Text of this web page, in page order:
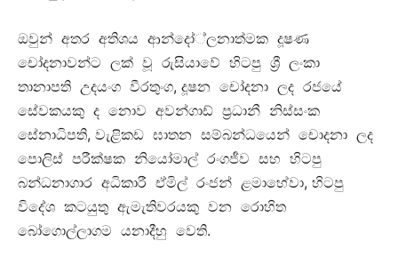
ඔවුන් අතර අතිශය ආන්දෝ්ලනාත්මක දූෂණ
චෝදනාවන්ට ලක් වූ රුසියාවේ හිටපු ශ්‍රී ලංකා
තානාපති උදයංග වීරතුංග, දූෂන චෝදනා ලද රජයේ
සේවකයකු ද නොව අවන්ගාඩ් ප්‍රධානී නිස්සංක
සේනාධිපති, වැළිකඩ ඝාතන සම්බන්ධයෙන් චොදනා ලද
පොලිස් පරීක්ෂක නියෝමාල් රංගජීව සහ හිටපු
බන්ධනාගාර අධිකාරී ඒමිල් රංජන් ළමාහේවා, හිටපු
විදේශ කටයුතු ඇමැතිවරයකු වන රොහිත
බෝගොල්ලාගම යනාදීහු වෙති.